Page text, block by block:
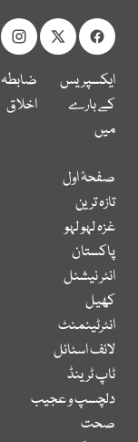
ایکسپریس
کے بارے
میں
ضابطہ
اخلاق
صفحۂ اول
تازہ ترین
غزہ لہو لہو
پاکستان
انٹر نیشنل
کھیل
انٹرٹینمنٹ
لائف اسٹائل
ٹاپ ٹرینڈ
دلچسپ و عجیب
صحت